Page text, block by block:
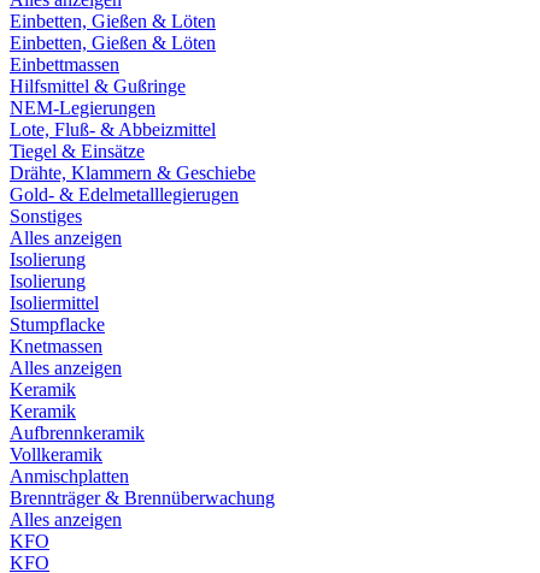
Einbetten, Gießen & Löten
Einbetten, Gießen & Löten
Einbettmassen
Hilfsmittel & Gußringe
NEM-Legierungen
Lote, Fluß- & Abbeizmittel
Tiegel & Einsätze
Drähte, Klammern & Geschiebe
Gold- & Edelmetalllegierugen
Sonstiges
Alles anzeigen
Isolierung
Isolierung
Isoliermittel
Stumpflacke
Knetmassen
Alles anzeigen
Keramik
Keramik
Aufbrennkeramik
Vollkeramik
Anmischplatten
Brennträger & Brennüberwachung
Alles anzeigen
KFO
KFO